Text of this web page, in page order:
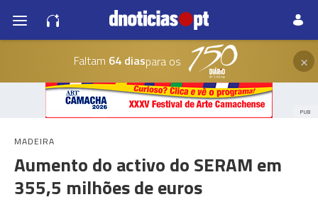
Faltam 64 diaspara os ×
PUB
MADEIRA
Aumento do activo do SERAM em
355,5 milhões de euros